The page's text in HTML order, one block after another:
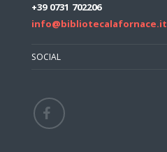
+39 0731 702206
info@bibliotecalafornace.it
SOCIAL